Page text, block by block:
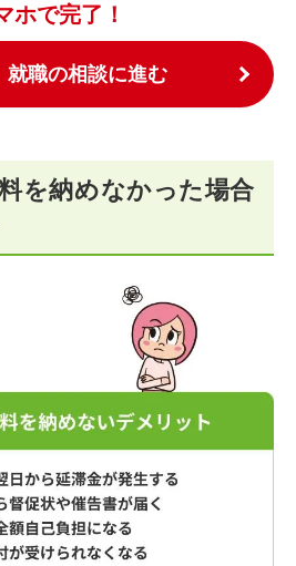
ホで完了！
就職の相談に進む
を納めなかった場合